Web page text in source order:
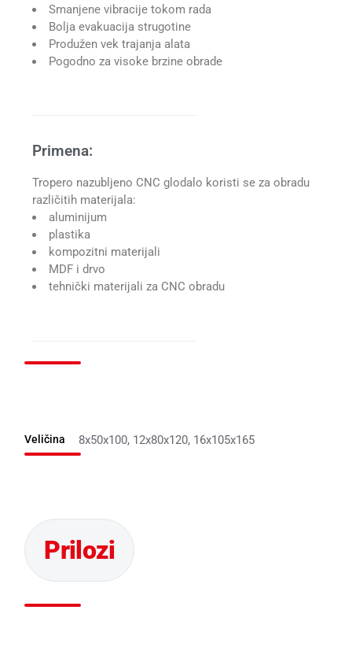
Smanjene vibracije tokom rada
Bolja evakuacija strugotine
Produžen vek trajanja alata
Pogodno za visoke brzine obrade
Primena:
Tropero nazubljeno CNC glodalo koristi se za obradu
različitih materijala:
aluminijum
plastika
kompozitni materijali
MDF i drvo
tehnički materijali za CNC obradu
Veličina 8x50x100, 12x80x120, 16x105x165